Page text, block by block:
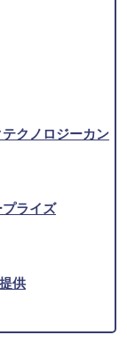
クノロジーカン
ライズ
供